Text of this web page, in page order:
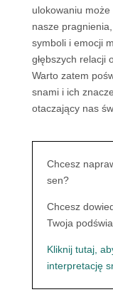
ulokowaniu
nasze
symboli i emocji
głębszych relacji
Warto zatem
snami i ich
otaczający nas
Chcesz
sen?
Chcesz
Twoja
Kliknij tutaj,
interpretację